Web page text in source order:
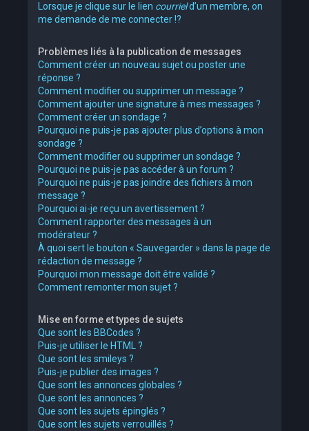
Lorsque je clique sur le lien courrield’un membre, on
me demande de me connecter !?
Problèmes liés à la publication de messages
Comment créer un nouveau sujet ou poster une
réponse ?
Comment modifier ou supprimer un message ?
Comment ajouter une signature à mes messages ?
Comment créer un sondage ?
Pourquoi ne puis-je pas ajouter plus d’options à mon
sondage ?
Comment modifier ou supprimer un sondage ?
Pourquoi ne puis-je pas accéder à un forum ?
Pourquoi ne puis-je pas joindre des fichiers à mon
message ?
Pourquoi ai-je reçu un avertissement ?
Comment rapporter des messages à un
modérateur ?
À quoi sert le bouton « Sauvegarder » dans la page de
rédaction de message ?
Pourquoi mon message doit être validé ?
Comment remonter mon sujet ?
Mise en forme et types de sujets
Que sont les BBCodes ?
Puis-je utiliser le HTML ?
Que sont les smileys ?
Puis-je publier des images ?
Que sont les annonces globales ?
Que sont les annonces ?
Que sont les sujets épinglés ?
Que sont les sujets verrouillés ?